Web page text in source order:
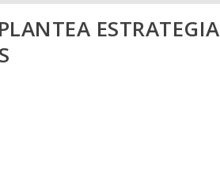
ESTRATEGIA